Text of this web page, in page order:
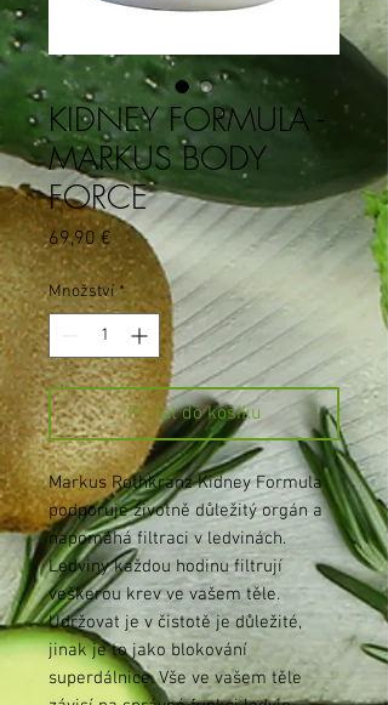
KIDNEY FORMULA -
MARKUS BODY
FORCE
69,90 € Cena
Množství *
Přidat do košíku
Markus Rothkranz Kidney Formula
podporuje životně důležitý orgán a
napomáhá filtraci v ledvinách.
Ledviny každou hodinu filtrují
veškerou krev ve vašem těle.
Udržovat je v čistotě je důležité,
jinak je to jako blokování
superdálnice. Vše ve vašem těle